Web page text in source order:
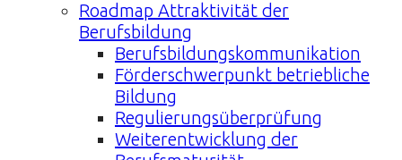
Roadmap Attraktivität der
Berufsbildung
Berufsbildungskommunikation
Förderschwerpunkt betriebliche
Bildung
Regulierungsüberprüfung
Weiterentwicklung der